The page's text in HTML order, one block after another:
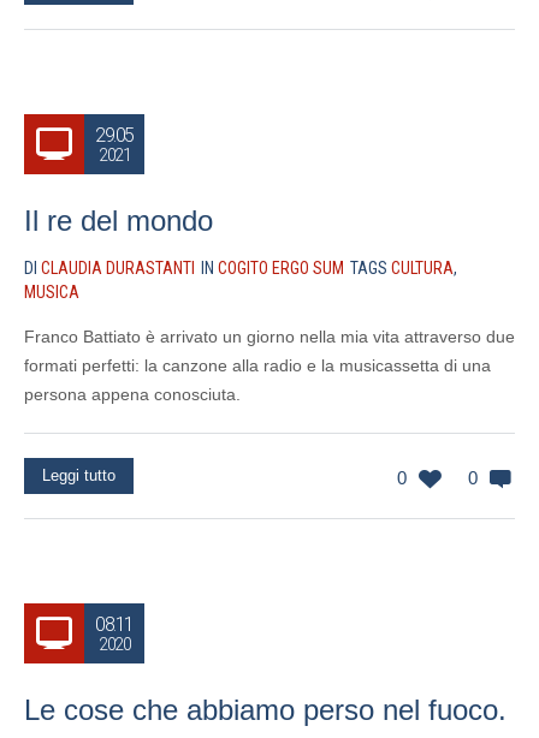
29.05
2021
Il re del mondo
DI CLAUDIA DURASTANTI IN COGITO ERGO SUM TAGS CULTURA,
MUSICA
Franco Battiato è arrivato un giorno nella mia vita attraverso due
formati perfetti: la canzone alla radio e la musicassetta di una
persona appena conosciuta.
0 0
Leggi tutto
08.11
2020
Le cose che abbiamo perso nel fuoco.